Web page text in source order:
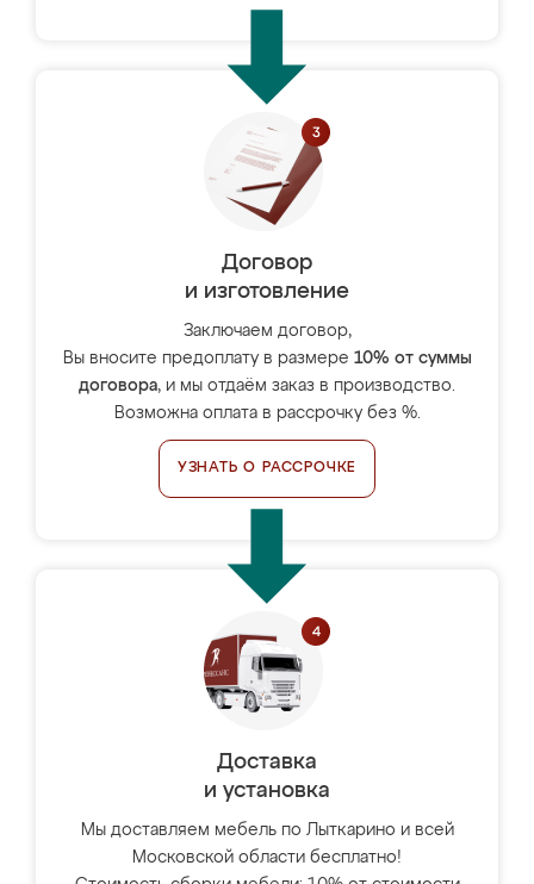
Договор
и изготовление
Заключаем договор,
Вы вносите предоплату в размере 10% от суммы
договора, и мы отдаём заказ в производство.
Возможна оплата в рассрочку без %.
УЗНАТЬ О РАССРОЧКЕ
Доставка
и установка
Мы доставляем мебель по Лыткарино и всей
Московской области бесплатно!